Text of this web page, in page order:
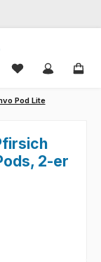
Du hast 0
Pod Lite
2-er